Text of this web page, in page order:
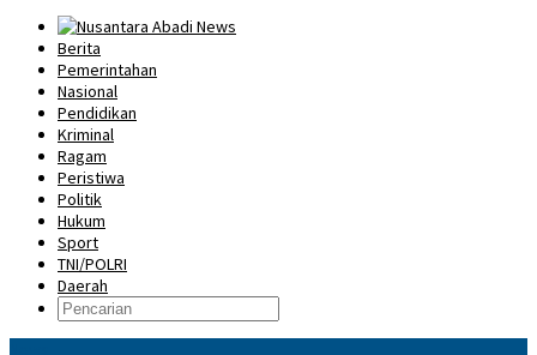
Berita
Pemerintahan
Nasional
Pendidikan
Kriminal
Ragam
Peristiwa
Politik
Hukum
Sport
TNI/POLRI
Daerah